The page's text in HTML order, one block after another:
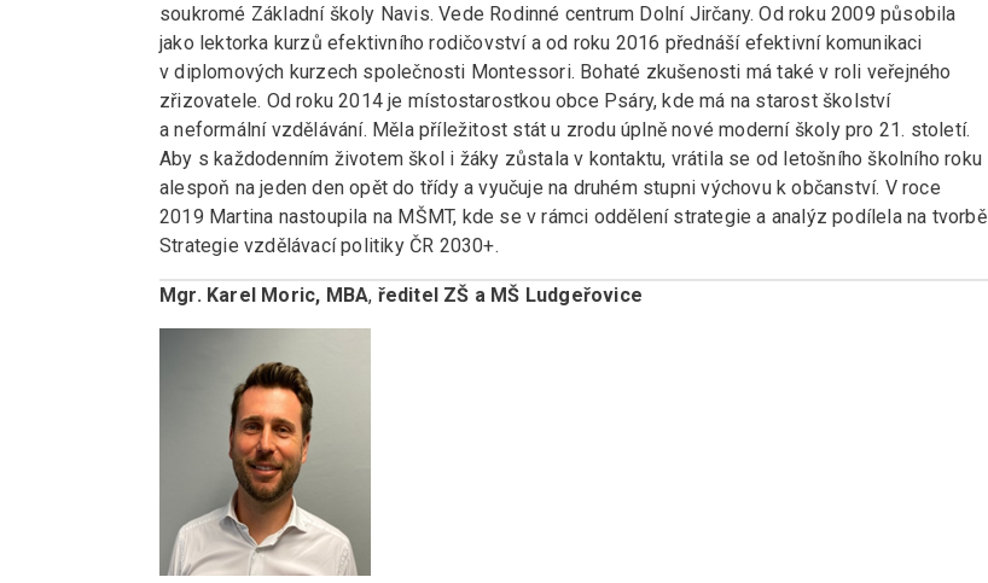
soukromé Základní školy Navis. Vede Rodinné centrum Dolní Jirčany. Od roku 2009 působila
jako lektorka kurzů efektivního rodičovství a od roku 2016 přednáší efektivní komunikaci
v diplomových kurzech společnosti Montessori. Bohaté zkušenosti má také v roli veřejného
zřizovatele. Od roku 2014 je místostarostkou obce Psáry, kde má na starost školství
a neformální vzdělávání. Měla příležitost stát u zrodu úplně nové moderní školy pro 21. století.
Aby s každodenním životem škol i žáky zůstala v kontaktu, vrátila se od letošního školního roku
alespoň na jeden den opět do třídy a vyučuje na druhém stupni výchovu k občanství. V roce
2019 Martina nastoupila na MŠMT, kde se v rámci oddělení strategie a analýz podílela na tvorbě
Strategie vzdělávací politiky ČR 2030+.
Mgr. Karel Moric, MBA, ředitel ZŠ a MŠ Ludgeřovice